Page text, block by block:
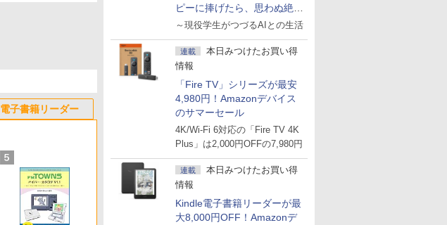
ピーに捧げたら、思わぬ絶景
に出会った話
～現役学生がつづるAIとの生活
連載
本日みつけたお買い得
情報
「Fire TV」シリーズが最安
4,980円！Amazonデバイス
のサマーセール
4K/Wi-Fi 6対応の「Fire TV 4K
Plus」は2,000円OFFの7,980円
連載
本日みつけたお買い得
情報
Kindle電子書籍リーダーが最
大8,000円OFF！Amazonデ
電子書籍リーダー